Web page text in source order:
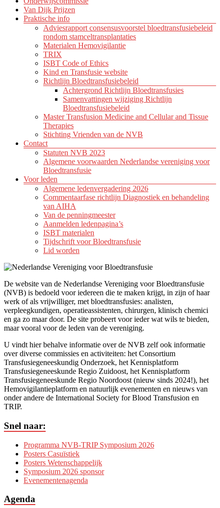
Van Dijk Prijzen
Praktische info
Adviesrapport consensusvoorstel bloedtransfusiebeleid
rondom stamceltransplantaties
Materialen Hemovigilantie
TRIX
ISBT Code of Ethics
Kind en Transfusie website
Richtlijn Bloedtransfusiebeleid
Achtergrond Richtlijn Bloedtransfusies
Samenvattingen wijziging Richtlijn
Bloedtransfusiebeleid
Master Transfusion Medicine and Cellular and Tissue
Therapies
Stichting Vrienden van de NVB
Contact
Statuten NVB 2023
Algemene voorwaarden Nederlandse vereniging voor
Bloedtransfusie
Voor leden
Algemene ledenvergadering 2026
Commentaarfase richtlijn Diagnostiek en behandeling
van AIHA
Van de penningmeester
Aanmelden ledenpagina’s
ISBT materialen
Tijdschrift voor Bloedtransfusie
Lid worden
De website van de Nederlandse Vereniging voor Bloedtransfusie
(NVB) is bedoeld voor iedereen die te maken krijgt, in zijn of haar
werk of als vrijwilliger, met bloedtransfusies: analisten,
verpleegkundigen, operatieassistenten, chirurgen, klinisch chemici
en ga zo maar door. De site probeert voor ieder wat wils te bieden,
maar vooral voor de leden van de vereniging.
U vindt hier behalve informatie over de NVB zelf ook informatie
over diverse commissies en activiteiten: het Consortium
Transfusiegeneeskundig Onderzoek, het Kennisplatform
Transfusiegeneeskunde Regio Zuidoost, het Kennisplatform
Transfusiegeneeskunde Regio Noordoost (nieuw sinds 2024!), het
Hemovigilantieplatform en natuurlijk evenementen en nieuws van
onder andere de International Society for Blood Transfusion en
TRIP.
Snel naar:
Programma NVB-TRIP Symposium 2026
Posters Casuïstiek
Posters Wetenschappelijk
Symposium 2026 sponsor
Evenementenagenda
Agenda